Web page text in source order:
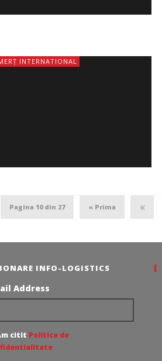
INTERNATIONAL
Pagina 10 din 27 « Prima «
INFO-LOGISTICS
Address
citit Politica de